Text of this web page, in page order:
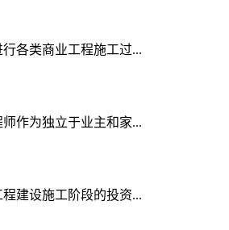
各类商业工程施工过...
作为独立于业主和家...
建设施工阶段的投资...